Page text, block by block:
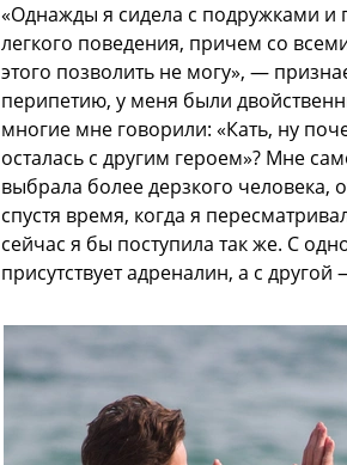
«Однажды я сидела с подружками и
легкого поведения, причем со
этого позволить не могу», —
перипетию, у меня были
многие мне говорили: «Кать, ну
осталась с другим героем»? Мне
выбрала более дерзкого человека,
спустя время, когда я
сейчас я бы поступила так же. С
присутствует адреналин, а с